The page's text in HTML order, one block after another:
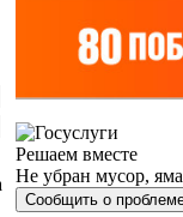
Решаем вместе
Не убран мусор,
Сообщить о